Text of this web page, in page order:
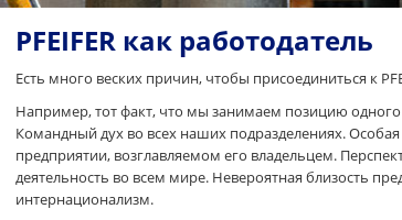
PFEIFER как работодатель
Есть много веских причин, чтобы присоединиться к
Например, тот факт, что мы занимаем позицию
Командный дух во всех наших подразделениях.
предприятии, возглавляемом его владельцем.
деятельность во всем мире. Невероятная близость
интернационализм.